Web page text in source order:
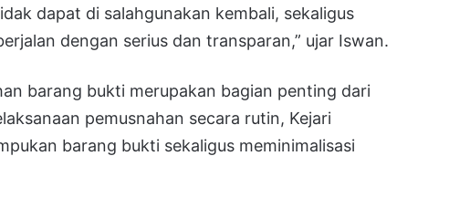
dapat di salahgunakan kembali, sekaligus
dengan serius dan transparan,” ujar Iswan.
barang bukti merupakan bagian penting dari
pemusnahan secara rutin, Kejari
barang bukti sekaligus meminimalisasi